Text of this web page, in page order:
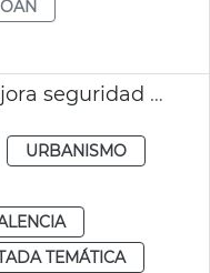
Redacción proyecto mejora seguridad aparcamiento la Marina València
URBANISMO
TEMÁTICA